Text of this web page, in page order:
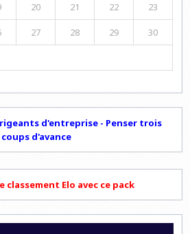
20 21 22 23
27 28 29 30
d'entreprise - Penser trois
coups d'avance
classement Elo avec ce pack